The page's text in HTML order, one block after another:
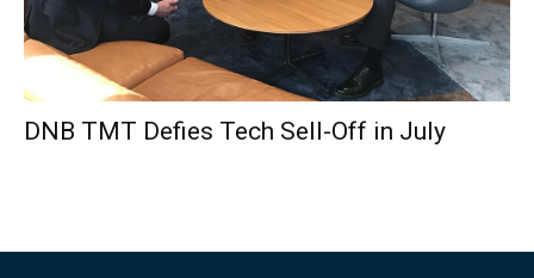
DNB TMT Defies Tech Sell-Off in July